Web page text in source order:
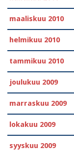
maaliskuu 2010
helmikuu 2010
tammikuu 2010
joulukuu 2009
marraskuu 2009
lokakuu 2009
syyskuu 2009